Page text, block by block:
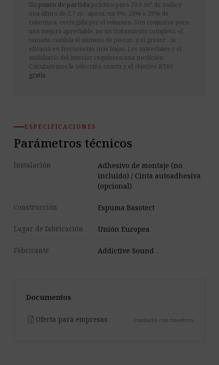
Unpunto de partida práctico para 20,0 m² de suelo y
una altura de 2.7 m - aprox. un 9%, 20% o 28% de
cobertura, corregida por el volumen. Son conjuntos para
una mejora apreciable, no un tratamiento completo: el
tamaño cambia el número de piezas, y el grosor - la
eficacia en frecuencias más bajas. Los materiales y el
mobiliario del interior requieren una medición.
Calcularemos la selección exacta y el objetivo RT60
gratis.
ESPECIFICACIONES
Parámetros técnicos
Instalación
Adhesivo de montaje (no
incluido) / Cinta autoadhesiva
(opcional)
Construcción Espuma Basotect
Lugar de fabricación Unión Europea
Fabricante Addictive Sound
Documentos
request_quote Oferta para empresas contacta con nosotros